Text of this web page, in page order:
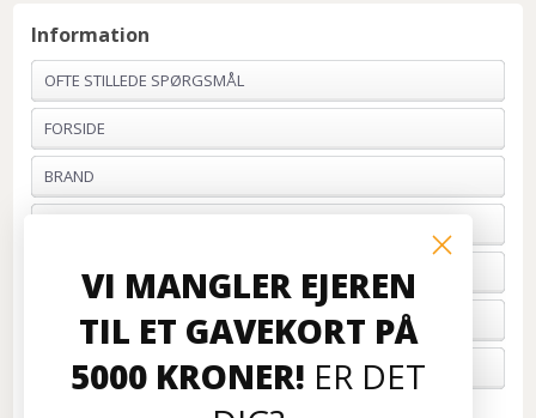
Information
OFTE STILLEDE SPØRGSMÅL
FORSIDE
BRAND
BETALING
FORTRYD ORDRE
OM OS
VI MANGLER EJEREN
TIL ET GAVEKORT PÅ
5000 KRONER! ER DET